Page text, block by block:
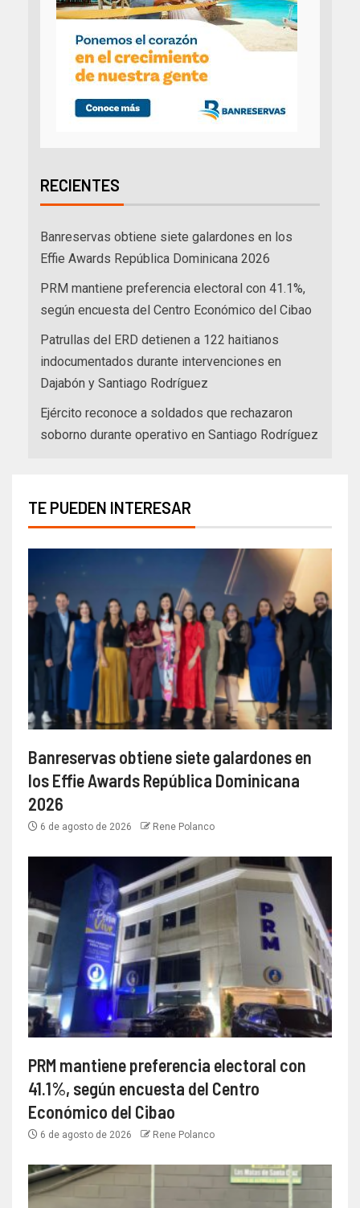
RECIENTES
Banreservas obtiene siete galardones en los
Effie Awards República Dominicana 2026
PRM mantiene preferencia electoral con 41.1%,
según encuesta del Centro Económico del Cibao
Patrullas del ERD detienen a 122 haitianos
indocumentados durante intervenciones en
Dajabón y Santiago Rodríguez
Ejército reconoce a soldados que rechazaron
soborno durante operativo en Santiago Rodríguez
TE PUEDEN INTERESAR
Banreservas obtiene siete galardones en
los Effie Awards República Dominicana
2026
6 de agosto de 2026 Rene Polanco
PRM mantiene preferencia electoral con
41.1%, según encuesta del Centro
Económico del Cibao
6 de agosto de 2026 Rene Polanco